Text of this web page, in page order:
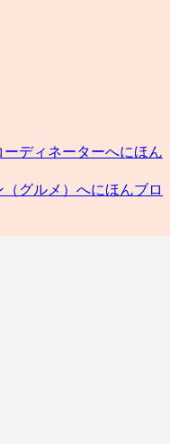
にほん
にほんブロ